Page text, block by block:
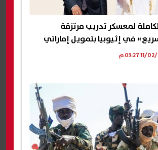
لمعسكر تدريب مرتزقة
في إثيوبيا بتمويل إماراتي